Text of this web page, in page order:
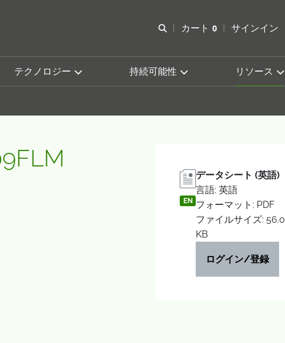
検索を開く
カート 0
カートを確認する
サインイン
テクノロジー 持続可能性 リソース
EN
データシート (英語)
言語: 英語
フォーマット: PDF
ファイルサイズ: 56.0
KB
ログイン/登録